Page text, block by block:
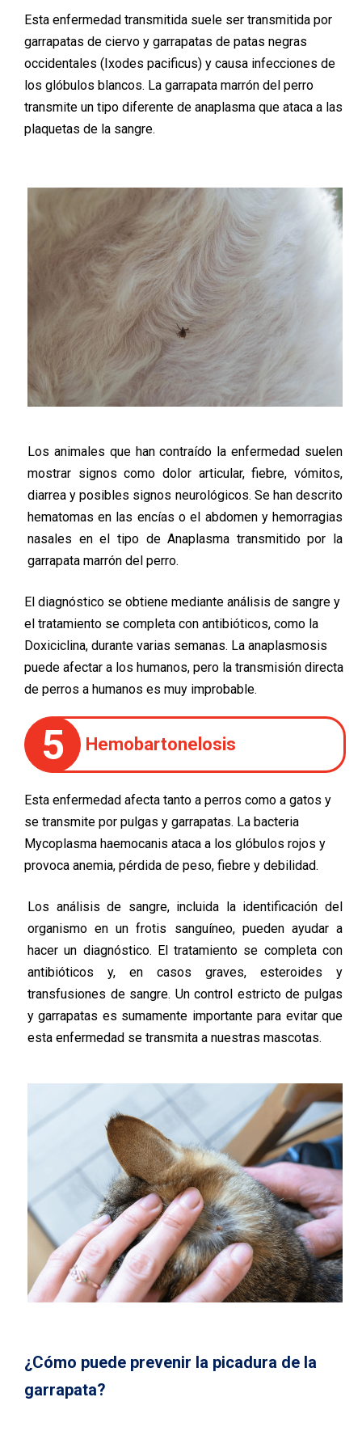
Esta enfermedad transmitida suele ser transmitida por
garrapatas de ciervo y garrapatas de patas negras
occidentales (Ixodes pacificus) y causa infecciones de
los glóbulos blancos. La garrapata marrón del perro
transmite un tipo diferente de anaplasma que ataca a las
plaquetas de la sangre.
Los animales que han contraído la enfermedad suelen
mostrar signos como dolor articular, fiebre, vómitos,
diarrea y posibles signos neurológicos. Se han descrito
hematomas en las encías o el abdomen y hemorragias
nasales en el tipo de Anaplasma transmitido por la
garrapata marrón del perro.
El diagnóstico se obtiene mediante análisis de sangre y
el tratamiento se completa con antibióticos, como la
Doxiciclina, durante varias semanas. La anaplasmosis
puede afectar a los humanos, pero la transmisión directa
de perros a humanos es muy improbable.
5 Hemobartonelosis
Esta enfermedad afecta tanto a perros como a gatos y
se transmite por pulgas y garrapatas. La bacteria
Mycoplasma haemocanis ataca a los glóbulos rojos y
provoca anemia, pérdida de peso, fiebre y debilidad.
Los análisis de sangre, incluida la identificación del
organismo en un frotis sanguíneo, pueden ayudar a
hacer un diagnóstico. El tratamiento se completa con
antibióticos y, en casos graves, esteroides y
transfusiones de sangre. Un control estricto de pulgas
y garrapatas es sumamente importante para evitar que
esta enfermedad se transmita a nuestras mascotas.
¿Cómo puede prevenir la picadura de la
garrapata?